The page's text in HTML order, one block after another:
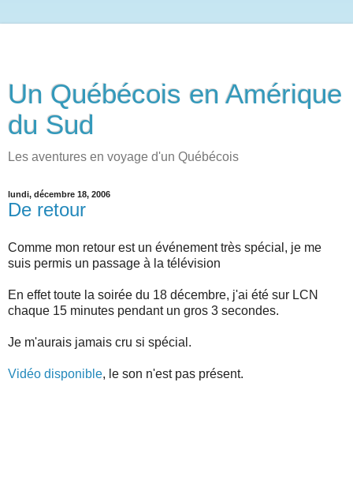
Un Québécois en Amérique
du Sud
Les aventures en voyage d'un Québécois
lundi, décembre 18, 2006
De retour
Comme mon retour est un événement très spécial, je me
suis permis un passage à la télévision
En effet toute la soirée du 18 décembre, j'ai été sur LCN
chaque 15 minutes pendant un gros 3 secondes.
Je m'aurais jamais cru si spécial.
Vidéo disponible, le son n'est pas présent.